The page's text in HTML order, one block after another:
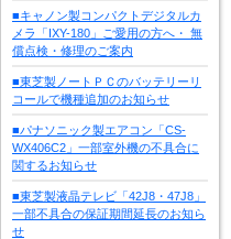
■キャノン製コンパクトデジタルカ
メラ「IXY-180」ご愛用の方へ・ 無
償点検・修理のご案内
■東芝製ノートＰＣのバッテリーリ
コールで機種追加のお知らせ
■パナソニック製エアコン「CS-
WX406C2」一部室外機の不具合に
関するお知らせ
■東芝製液晶テレビ「42J8・47J8」
一部不具合の保証期間延長のお知ら
せ